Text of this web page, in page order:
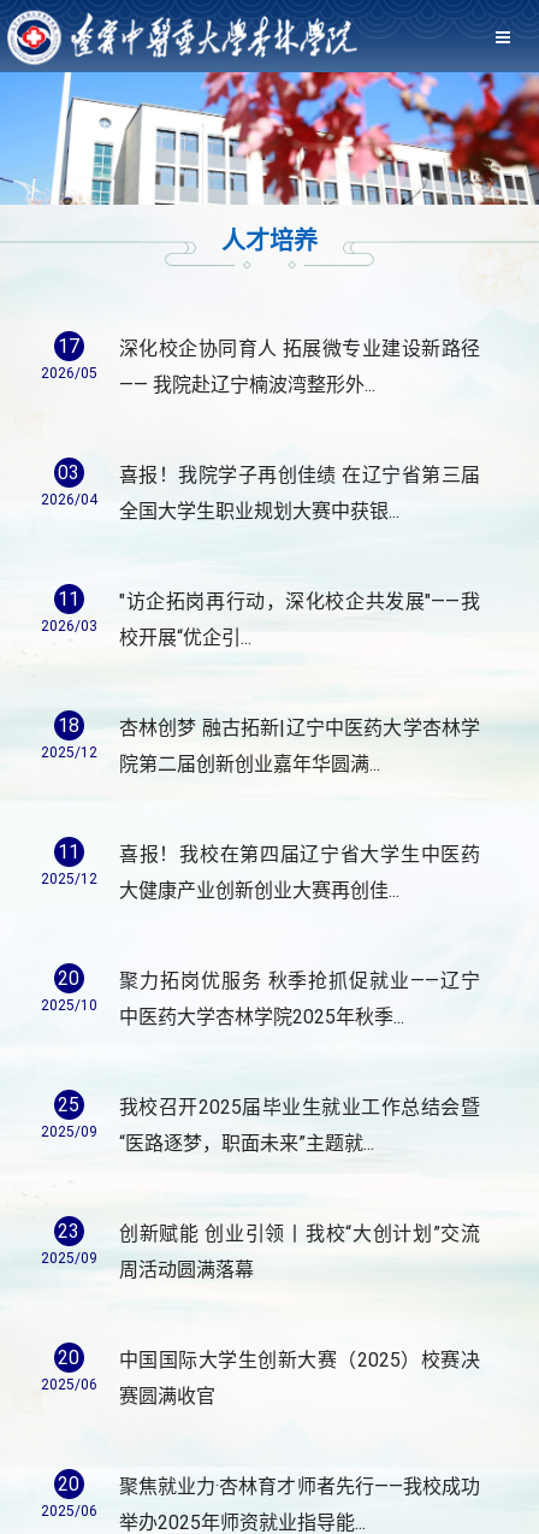
人才培养
17
2026/05
深化校企协同育人 拓展微专业建设新路径
—— 我院赴辽宁楠波湾整形外...
03
2026/04
喜报！我院学子再创佳绩 在辽宁省第三届
全国大学生职业规划大赛中获银...
11
2026/03
"访企拓岗再行动，深化校企共发展"——我
校开展“优企引...
18
2025/12
杏林创梦 融古拓新|辽宁中医药大学杏林学
院第二届创新创业嘉年华圆满...
11
2025/12
喜报！我校在第四届辽宁省大学生中医药
大健康产业创新创业大赛再创佳...
20
2025/10
聚力拓岗优服务 秋季抢抓促就业——辽宁
中医药大学杏林学院2025年秋季...
25
2025/09
我校召开2025届毕业生就业工作总结会暨
“医路逐梦，职面未来”主题就...
23
2025/09
创新赋能 创业引领丨我校“大创计划”交流
周活动圆满落幕
20
2025/06
中国国际大学生创新大赛（2025）校赛决
赛圆满收官
20
2025/06
聚焦就业力·杏林育才师者先行——我校成功
举办2025年师资就业指导能...